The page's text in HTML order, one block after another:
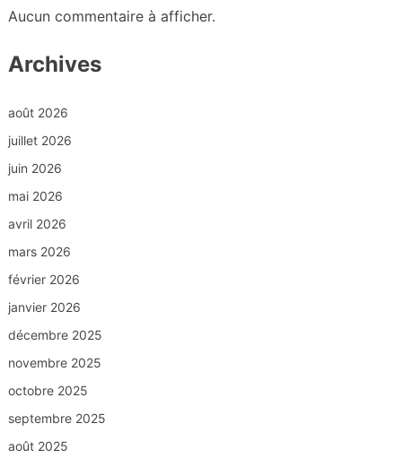
Aucun commentaire à afficher.
Archives
août 2026
juillet 2026
juin 2026
mai 2026
avril 2026
mars 2026
février 2026
janvier 2026
décembre 2025
novembre 2025
octobre 2025
septembre 2025
août 2025